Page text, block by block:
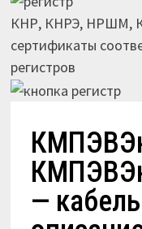
КНР, КНРЭ, НРШМ,
сертификаты
регистров
—